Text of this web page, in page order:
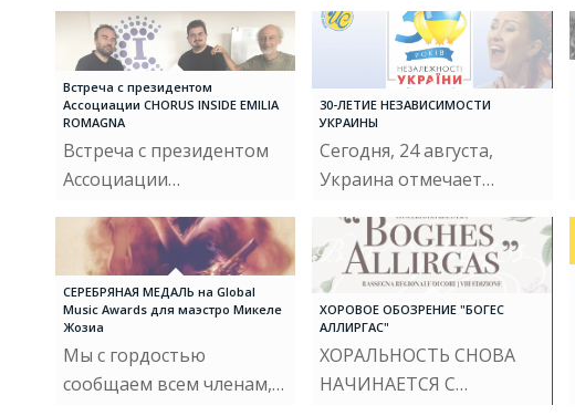
Встреча с президентом
Ассоциации CHORUS INSIDE EMILIA
ROMAGNA
Встреча с президентом
Ассоциации…
30-ЛЕТИЕ НЕЗАВИСИМОСТИ
УКРАИНЫ
Сегодня, 24 августа,
Украина отмечает…
СЕРЕБРЯНАЯ МЕДАЛЬ на Global
Music Awards для маэстро Микеле
Жозиа
Мы с гордостью
сообщаем всем членам,…
ХОРОВОЕ ОБОЗРЕНИЕ "БОГЕС
АЛЛИРГАС"
ХОРАЛЬНОСТЬ СНОВА
НАЧИНАЕТСЯ С…